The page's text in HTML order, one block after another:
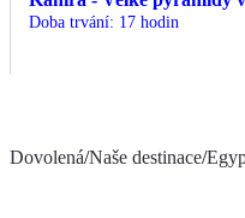
Doba trvání: 17 hodin
Dovolená/Naše destinace/